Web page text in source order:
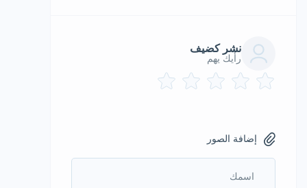
نشر كضيف
رأيك يهم
إضافة الصور